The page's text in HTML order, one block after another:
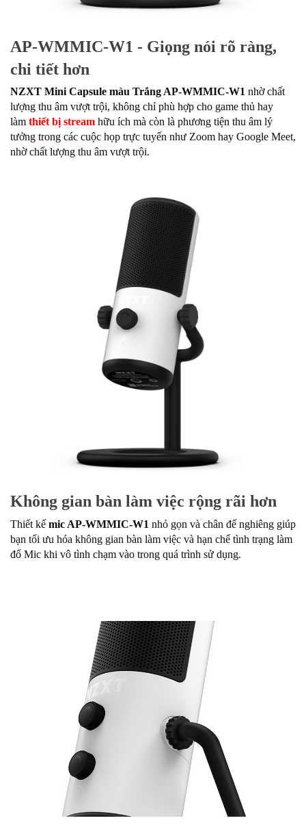
AP-WMMIC-W1 - Giọng nói rõ ràng,
chi tiết hơn
NZXT Mini Capsule màu Trắng AP-WMMIC-W1 nhờ chất
lượng thu âm vượt trội, không chỉ phù hợp cho game thủ hay
làm thiết bị stream hữu ích mà còn là phương tiện thu âm lý
tưởng trong các cuộc họp trực tuyến như Zoom hay Google Meet,
nhờ chất lượng thu âm vượt trội.
Không gian bàn làm việc rộng rãi hơn
Thiết kế mic AP-WMMIC-W1 nhỏ gọn và chân đế nghiêng giúp
bạn tối ưu hóa không gian bàn làm việc và hạn chế tình trạng làm
đổ Mic khi vô tình chạm vào trong quá trình sử dụng.